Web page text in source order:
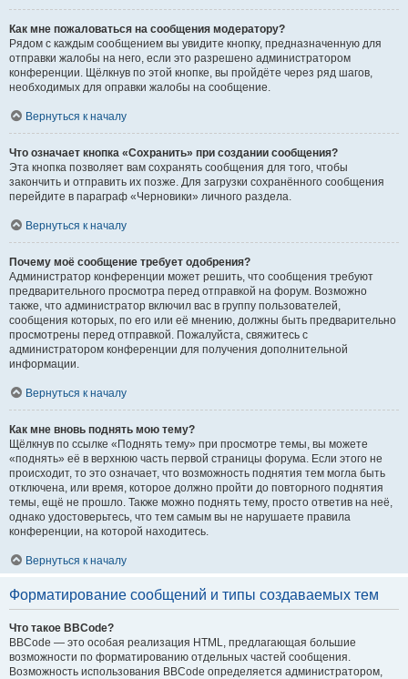
Как мне пожаловаться на сообщения модератору?
Рядом с каждым сообщением вы увидите кнопку, предназначенную для
отправки жалобы на него, если это разрешено администратором
конференции. Щёлкнув по этой кнопке, вы пройдёте через ряд шагов,
необходимых для оправки жалобы на сообщение.
Вернуться к началу
Что означает кнопка «Сохранить» при создании сообщения?
Эта кнопка позволяет вам сохранять сообщения для того, чтобы
закончить и отправить их позже. Для загрузки сохранённого сообщения
перейдите в параграф «Черновики» личного раздела.
Вернуться к началу
Почему моё сообщение требует одобрения?
Администратор конференции может решить, что сообщения требуют
предварительного просмотра перед отправкой на форум. Возможно
также, что администратор включил вас в группу пользователей,
сообщения которых, по его или её мнению, должны быть предварительно
просмотрены перед отправкой. Пожалуйста, свяжитесь с
администратором конференции для получения дополнительной
информации.
Вернуться к началу
Как мне вновь поднять мою тему?
Щёлкнув по ссылке «Поднять тему» при просмотре темы, вы можете
«поднять» её в верхнюю часть первой страницы форума. Если этого не
происходит, то это означает, что возможность поднятия тем могла быть
отключена, или время, которое должно пройти до повторного поднятия
темы, ещё не прошло. Также можно поднять тему, просто ответив на неё,
однако удостоверьтесь, что тем самым вы не нарушаете правила
конференции, на которой находитесь.
Вернуться к началу
Форматирование сообщений и типы создаваемых тем
Что такое BBCode?
BBCode — это особая реализация HTML, предлагающая большие
возможности по форматированию отдельных частей сообщения.
Возможность использования BBCode определяется администратором,